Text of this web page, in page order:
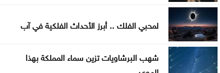
جمعية أطباء القلب الأردنية تنظم ندوة علمية
لمحبي الفلك .. أبرز الأحداث الفلكية في آب
شهب البرشاويات تزين سماء المملكة بهذا